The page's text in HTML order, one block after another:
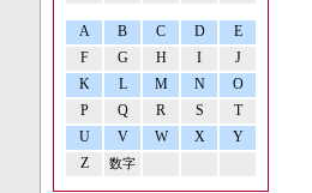
A B C D
E
F
G H I
J
K
L M N
O
P
Q R S
T
U
V W X
Y
Z
数字